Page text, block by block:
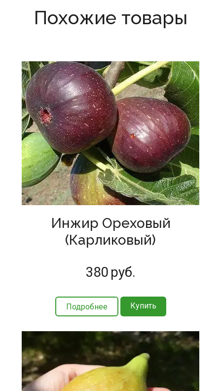
Похожие товары
Инжир Ореховый
(Карликовый)
380 руб.
Подробнее Купить